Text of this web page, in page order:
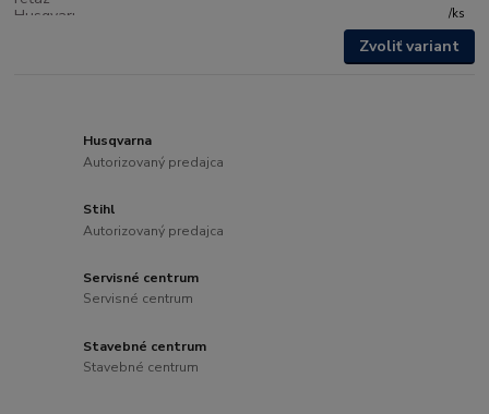
/ks
Zvoliť variant
Husqvarna
Autorizovaný predajca
Stihl
Autorizovaný predajca
Servisné centrum
Servisné centrum
Stavebné centrum
Stavebné centrum